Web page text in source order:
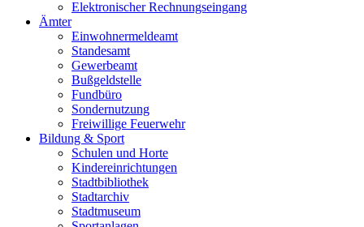
Elektronischer Rechnungseingang
Ämter
Einwohnermeldeamt
Standesamt
Gewerbeamt
Bußgeldstelle
Fundbüro
Sondernutzung
Freiwillige Feuerwehr
Bildung & Sport
Schulen und Horte
Kindereinrichtungen
Stadtbibliothek
Stadtarchiv
Stadtmuseum